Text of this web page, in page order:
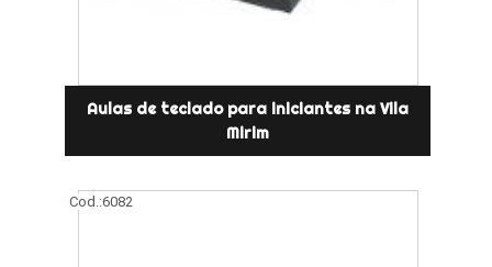
Aulas de teclado para iniciantes na Vila
Mirim
Cod.:6082